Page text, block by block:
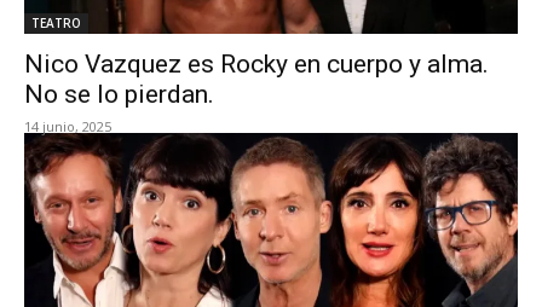
TEATRO
Nico Vazquez es Rocky en cuerpo y alma.
No se lo pierdan.
14 junio, 2025